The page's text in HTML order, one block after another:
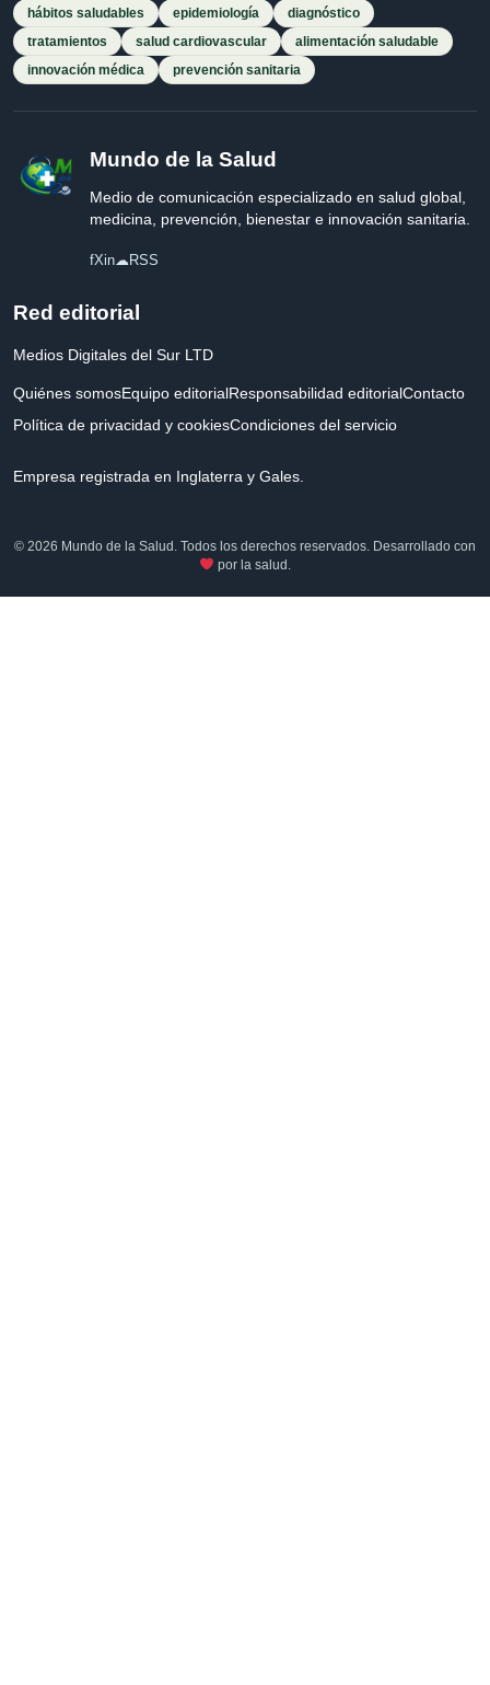
hábitos saludables epidemiología
diagnóstico
tratamientos
salud cardiovascular
alimentación saludable
innovación médica
prevención sanitaria
Mundo de la Salud
Medio de comunicación especializado en salud global,
medicina, prevención, bienestar e innovación sanitaria.
fXin☁RSS
Red editorial
Medios Digitales del Sur LTD
Quiénes somosEquipo editorialResponsabilidad editorialContacto
Política de privacidad y cookiesCondiciones del servicio
Empresa registrada en Inglaterra y Gales.
© 2026 Mundo de la Salud. Todos los derechos reservados. Desarrollado con
por la salud.